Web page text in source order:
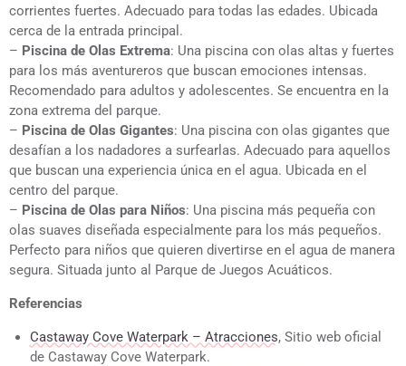
corrientes fuertes. Adecuado para todas las edades. Ubicada
cerca de la entrada principal.
– Piscina de Olas Extrema: Una piscina con olas altas y fuertes
para los más aventureros que buscan emociones intensas.
Recomendado para adultos y adolescentes. Se encuentra en la
zona extrema del parque.
– Piscina de Olas Gigantes: Una piscina con olas gigantes que
desafían a los nadadores a surfearlas. Adecuado para aquellos
que buscan una experiencia única en el agua. Ubicada en el
centro del parque.
– Piscina de Olas para Niños: Una piscina más pequeña con
olas suaves diseñada especialmente para los más pequeños.
Perfecto para niños que quieren divertirse en el agua de manera
segura. Situada junto al Parque de Juegos Acuáticos.
Referencias
Castaway Cove Waterpark – Atracciones, Sitio web oficial
de Castaway Cove Waterpark.